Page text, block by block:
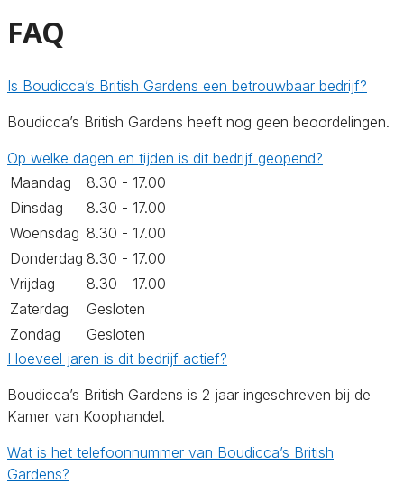
FAQ
Is Boudicca’s British Gardens een betrouwbaar bedrijf?
Boudicca’s British Gardens heeft nog geen beoordelingen.
Op welke dagen en tijden is dit bedrijf geopend?
Maandag
8.30 - 17.00
Dinsdag
8.30 - 17.00
Woensdag 8.30 - 17.00
Donderdag 8.30 - 17.00
Vrijdag
8.30 - 17.00
Zaterdag
Gesloten
Zondag
Gesloten
Hoeveel jaren is dit bedrijf actief?
Boudicca’s British Gardens is 2 jaar ingeschreven bij de
Kamer van Koophandel.
Wat is het telefoonnummer van Boudicca’s British
Gardens?